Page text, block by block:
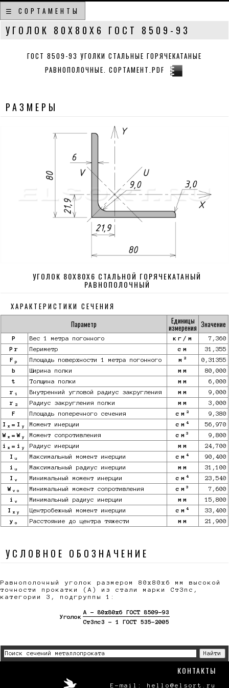
☰ СОРТАМЕНТЫ
УГОЛОК 80Х80Х6 ГОСТ 8509-93
ГОСТ 8509-93 УГОЛКИ СТАЛЬНЫЕ ГОРЯЧЕКАТАНЫЕ
РАВНОПОЛОЧНЫЕ. СОРТАМЕНТ.PDF
РАЗМЕРЫ
УГОЛОК 80Х80Х6 СТАЛЬНОЙ ГОРЯЧЕКАТАНЫЙ
РАВНОПОЛОЧНЫЙ
ХАРАКТЕРИСТИКИ СЕЧЕНИЯ
Параметр
Единицы
измерения Значение
P Вес 1 метра погонного кг/м
7,360
Pr
Периметр см
31,355
F p Площадь поверхности 1 метра погонного м 2
0,31355
b
Ширина полки мм
80,000
t
Толщина полки мм
6,000
r 1 Внутренний угловой радиус закругления мм
9,000
r 2 Радиус закругления полки мм
3,000
F
Площадь поперечного сечения см 2
9,380
I x =I y Момент инерции см 4
56,970
W x =W y Момент сопротивления см 3
9,800
i
x =i y Радиус инерции мм
24,700
I u Максимальный момент инерции см 4
90,400
i
u Максимальный радиус инерции мм
31,100
I v Минимальный момент инерции см 4
23,540
W vo Минимальный момент сопротивления см 3
7,600
i
v Минимальный радиус инерции мм
15,800
I xy Центробежный момент инерции см 4
33,400
y o Расстояние до центра тяжести мм 21,900
УСЛОВНОЕ ОБОЗНАЧЕНИЕ
Равнополочный уголок размером 80х80х6 мм высокой
точности прокатки (А) из стали марки Ст3пс,
категории 3, подгруппы 1:
Уголок
А - 80х80х6 ГОСТ 8509-93
Ст3пс3 - 1 ГОСТ 535-2005
КОНТАКТЫ
E-mail: hello@elsort.ru